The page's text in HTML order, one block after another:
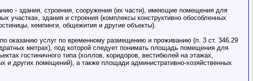
- здания, строения, сооружения (их части), имеющие помещения для
здания и строения (комплексы конструктивно обособленных
кемпинги, общежития и другие объекты).
оказанию услуг по временному размещению и проживанию (п. 3 ст. 346.29
метрах), под которой следует понимать площадь помещения для
гостиничного типа (холлов, коридоров, вестибюлей на этажах,
других помещений), а также площади административно-хозяйственных